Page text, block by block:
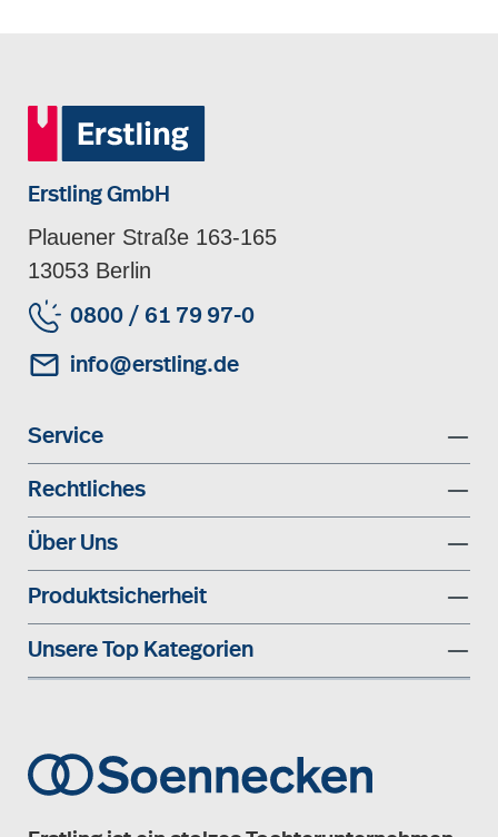
Erstling GmbH
Plauener Straße 163-165
13053 Berlin
0800 / 61 79 97-0
info@erstling.de
Service
Rechtliches
Über Uns
Produktsicherheit
Unsere Top Kategorien